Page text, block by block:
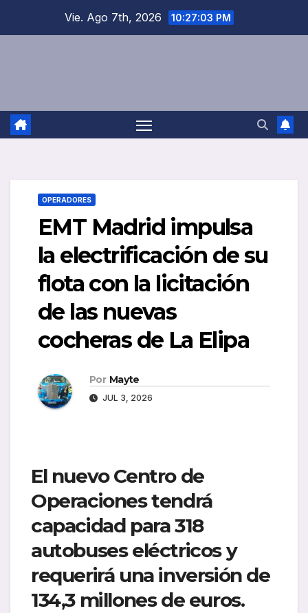
Vie. Ago 7th, 2026 10:27:03 PM
OPERADORES
EMT Madrid impulsa
la electrificación de su
flota con la licitación
de las nuevas
cocheras de La Elipa
Por Mayte
JUL 3, 2026
El nuevo Centro de
Operaciones tendrá
capacidad para 318
autobuses eléctricos y
requerirá una inversión de
134,3 millones de euros.